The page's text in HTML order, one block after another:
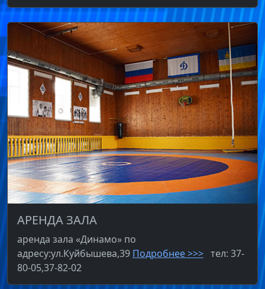
АРЕНДА ЗАЛА
аренда зала «Динамо» по
адресу:ул.Куйбышева,39 Подробнее >>> тел: 37-
80-05,37-82-02